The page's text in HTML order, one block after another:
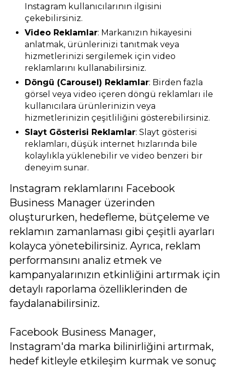
Instagram kullanıcılarının ilgisini
çekebilirsiniz.
Video Reklamlar: Markanızın hikayesini
anlatmak, ürünlerinizi tanıtmak veya
hizmetlerinizi sergilemek için video
reklamlarını kullanabilirsiniz.
Döngü (Carousel) Reklamlar: Birden fazla
görsel veya video içeren döngü reklamları ile
kullanıcılara ürünlerinizin veya
hizmetlerinizin çeşitliliğini gösterebilirsiniz.
Slayt Gösterisi Reklamlar: Slayt gösterisi
reklamları, düşük internet hızlarında bile
kolaylıkla yüklenebilir ve video benzeri bir
deneyim sunar.
Instagram reklamlarını Facebook
Business Manager üzerinden
oluştururken, hedefleme, bütçeleme ve
reklamın zamanlaması gibi çeşitli ayarları
kolayca yönetebilirsiniz. Ayrıca, reklam
performansını analiz etmek ve
kampanyalarınızın etkinliğini artırmak için
detaylı raporlama özelliklerinden de
faydalanabilirsiniz.
Facebook Business Manager,
Instagram'da marka bilinirliğini artırmak,
hedef kitleyle etkileşim kurmak ve sonuç